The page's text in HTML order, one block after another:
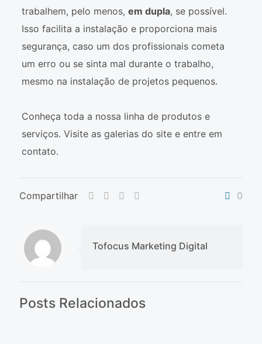
trabalhem, pelo menos, em dupla, se possível.
Isso facilita a instalação e proporciona mais
segurança, caso um dos profissionais cometa
um erro ou se sinta mal durante o trabalho,
mesmo na instalação de projetos pequenos.
Conheça toda a nossa linha de produtos e
serviços. Visite as galerias do site e entre em
contato.
Compartilhar 0
Tofocus Marketing Digital
Posts Relacionados